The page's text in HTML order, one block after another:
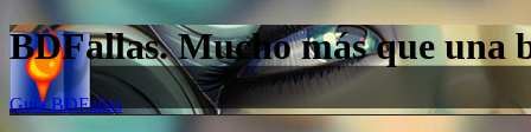
BDFallas. Mucho más que una
Guía BDFallas